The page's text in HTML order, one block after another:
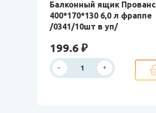
Балконный ящик Прованс
400*170*130 6,0 л фраппе
/0341/10шт в уп/
199.6 ₽